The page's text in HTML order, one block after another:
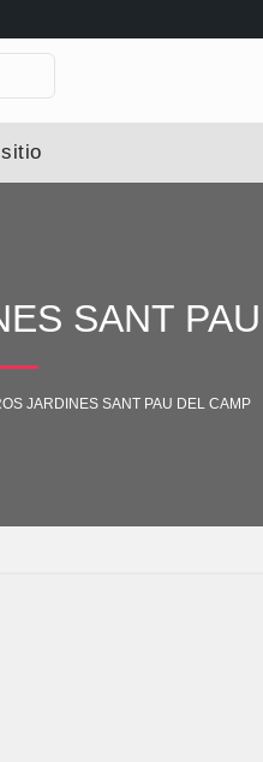
SANT
JARDINES SANT PAU DEL CAMP